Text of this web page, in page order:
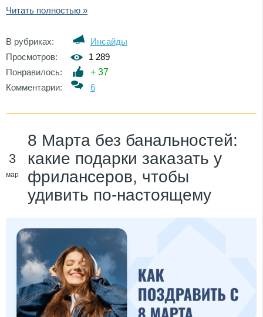
Читать полностью »
В рубриках:
Инсайды
Просмотров:
1 289
Понравилось:
+ 37
Комментарии:
6
3
мар
8 Марта без банальностей:
какие подарки заказать у
фрилансеров, чтобы
удивить по-настоящему